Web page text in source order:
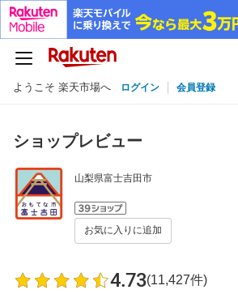
ようこそ 楽天市場へ ログイン 会員登録
ショップレビュー
山梨県富士吉田市
お気に入りに追加
4.73(11,427件)